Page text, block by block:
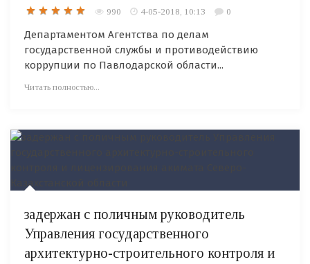
990 4-05-2018, 10:13 0
Департаментом Агентства по делам
государственной службы и противодействию
коррупции по Павлодарской области...
Читать полностью...
задержан с поличным руководитель
Управления государственного
архитектурно-строительного контроля и